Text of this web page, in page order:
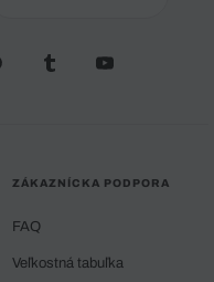
ZÁKAZNÍCKA PODPORA
FAQ
Veľkostná tabuľka